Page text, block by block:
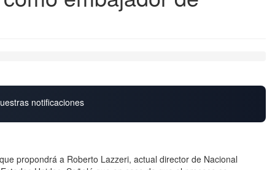
notificaciones
propondrá a Roberto Lazzeri, actual director de Nacional